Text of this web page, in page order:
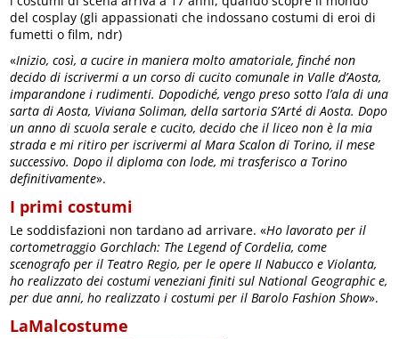
del cosplay (gli appassionati che indossano costumi di eroi di
fumetti o film, ndr)
«Inizio, così, a cucire in maniera molto amatoriale, finché non
decido di iscrivermi a un corso di cucito comunale in Valle d’Aosta,
imparandone i rudimenti. Dopodiché, vengo preso sotto l’ala di una
sarta di Aosta, Viviana Soliman, della sartoria S’Arté di Aosta. Dopo
un anno di scuola serale e cucito, decido che il liceo non è la mia
strada e mi ritiro per iscrivermi al Mara Scalon di Torino, il mese
successivo. Dopo il diploma con lode, mi trasferisco a Torino
definitivamente».
I primi costumi
Le soddisfazioni non tardano ad arrivare. «Ho lavorato per il
cortometraggio Gorchlach: The Legend of Cordelia, come
scenografo per il Teatro Regio, per le opere Il Nabucco e Violanta,
ho realizzato dei costumi veneziani finiti sul National Geographic e,
per due anni, ho realizzato i costumi per il Barolo Fashion Show».
LaMalcostume